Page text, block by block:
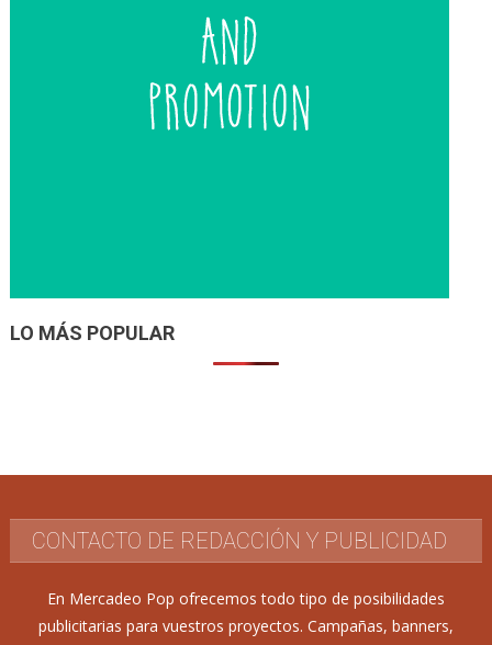
LO MÁS POPULAR
CONTACTO DE REDACCIÓN Y PUBLICIDAD
En Mercadeo Pop ofrecemos todo tipo de posibilidades
publicitarias para vuestros proyectos. Campañas, banners,